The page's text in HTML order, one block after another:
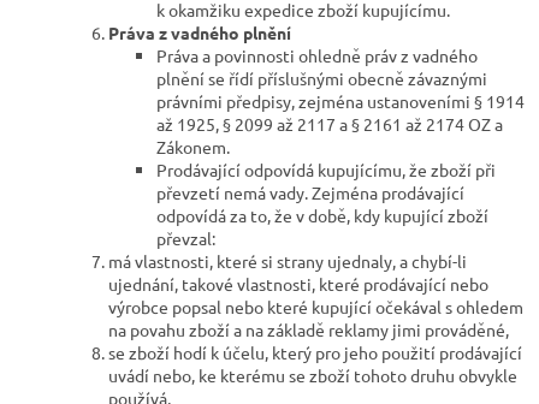
k okamžiku expedice zboží kupujícímu.
Práva z vadného plnění
Práva a povinnosti ohledně práv z vadného
plnění se řídí příslušnými obecně závaznými
právními předpisy, zejména ustanoveními § 1914
až 1925, § 2099 až 2117 a § 2161 až 2174 OZ a
Zákonem.
Prodávající odpovídá kupujícímu, že zboží při
převzetí nemá vady. Zejména prodávající
odpovídá za to, že v době, kdy kupující zboží
převzal:
má vlastnosti, které si strany ujednaly, a chybí-li
ujednání, takové vlastnosti, které prodávající nebo
výrobce popsal nebo které kupující očekával s ohledem
na povahu zboží a na základě reklamy jimi prováděné,
se zboží hodí k účelu, který pro jeho použití prodávající
uvádí nebo, ke kterému se zboží tohoto druhu obvykle
používá,